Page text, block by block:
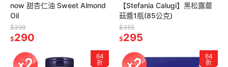
now 甜杏仁油 Sweet Almond
Oil
$399
$290
【Stefania Calugi】黑松露蘑
菇醬1瓶(85公克)
$355
$295
64
折
64
折